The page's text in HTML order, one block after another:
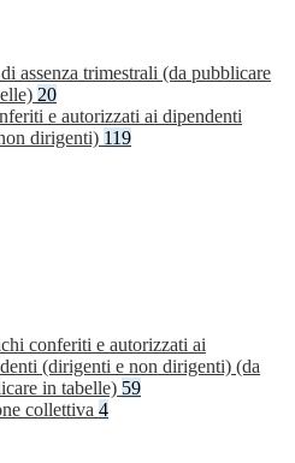
assenza trimestrali (da pubblicare
20
e autorizzati ai dipendenti
dirigenti) 119
conferiti e autorizzati ai
(dirigenti e non dirigenti) (da
in tabelle) 59
collettiva 4